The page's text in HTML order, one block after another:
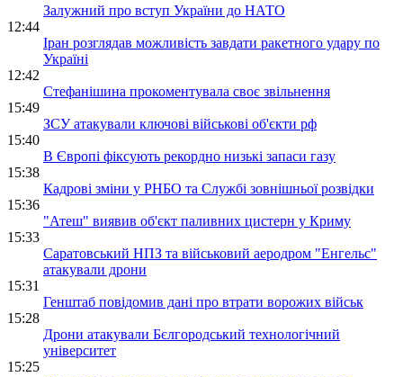
Залужний про вступ України до НАТО
12:44
Іран розглядав можливість завдати ракетного удару по
Україні
12:42
Стефанішина прокоментувала своє звільнення
15:49
ЗСУ атакували ключові військові об'єкти рф
15:40
В Європі фіксують рекордно низькі запаси газу
15:38
Кадрові зміни у РНБО та Службі зовнішньої розвідки
15:36
"Атеш" виявив об'єкт паливних цистерн у Криму
15:33
Саратовський НПЗ та військовий аеродром "Енгельс"
атакували дрони
15:31
Генштаб повідомив дані про втрати ворожих військ
15:28
Дрони атакували Бєлгородський технологічний
університет
15:25